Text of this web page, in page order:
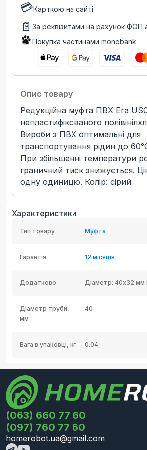
💳Карткою на сайті
📄 За реквізитами на рахунок ФОП
Покупка частинами monobank
Опис товару
Редукційна муфта ПВХ Era
непластифікованого
Вироби з ПВХ оптимальні для
транспортування рідин до
При збільшенні температури
граничний тиск знижується.
одну одиницю. Колір: сірий
Характеристики
Тип товару Муфта
Гарантія 12 місяців
Додатково Діаметр: 40х32 мм
Діаметр труби,
мм
40
Вага в упаковці, кг 0.04
(063) 660 77 60
(097) 760 77 60
homerobot.ua@gmail.com